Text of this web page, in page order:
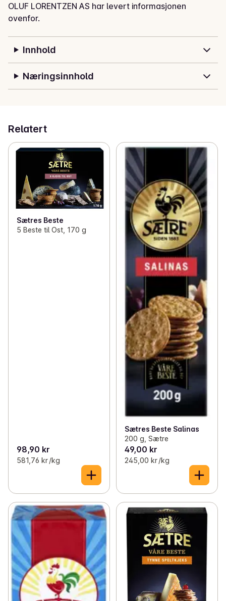
OLUF LORENTZEN AS har levert informasjonen
ovenfor.
Innhold
Næringsinnhold
Relatert
Sætres Beste
5 Beste til Ost, 170 g
98,90 kr
581,76 kr /kg
Sætres Beste Salinas
200 g, Sætre
49,00 kr
245,00 kr /kg